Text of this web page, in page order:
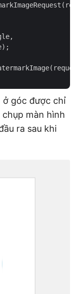
ở góc được chỉ
màn hình
ra sau khi